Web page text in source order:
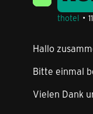
thotel
Hallo
Bitte einmal
Vielen Dank